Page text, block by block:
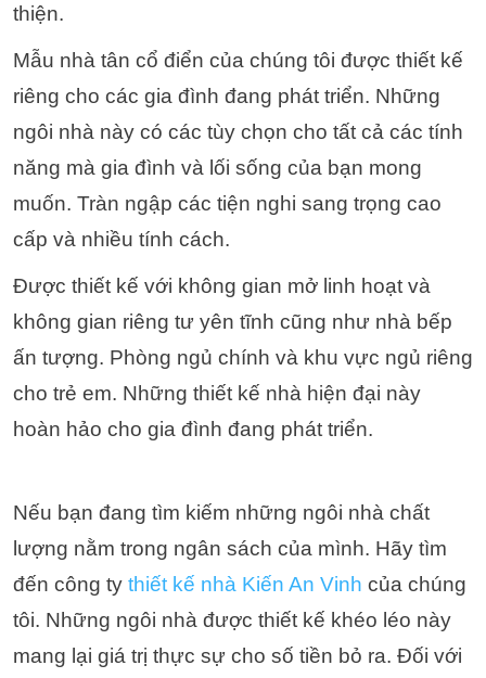
thiện.
Mẫu nhà tân cổ điển của chúng tôi được thiết kế
riêng cho các gia đình đang phát triển. Những
ngôi nhà này có các tùy chọn cho tất cả các tính
năng mà gia đình và lối sống của bạn mong
muốn. Tràn ngập các tiện nghi sang trọng cao
cấp và nhiều tính cách.
Được thiết kế với không gian mở linh hoạt và
không gian riêng tư yên tĩnh cũng như nhà bếp
ấn tượng. Phòng ngủ chính và khu vực ngủ riêng
cho trẻ em. Những thiết kế nhà hiện đại này
hoàn hảo cho gia đình đang phát triển.
Nếu bạn đang tìm kiếm những ngôi nhà chất
lượng nằm trong ngân sách của mình. Hãy tìm
đến công ty thiết kế nhà Kiến An Vinh của chúng
tôi. Những ngôi nhà được thiết kế khéo léo này
mang lại giá trị thực sự cho số tiền bỏ ra. Đối với